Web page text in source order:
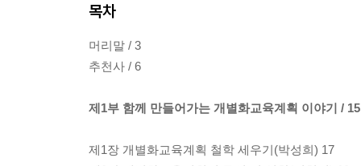
목차
머리말 / 3
추천사 / 6
제1부 함께 만들어가는 개별화교육계획 이야기 / 15
제1장 개별화교육계획 철학 세우기(박성희) 17